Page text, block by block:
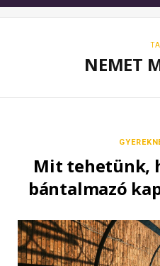
NEMET
Mit tehetünk,
bántalmazó